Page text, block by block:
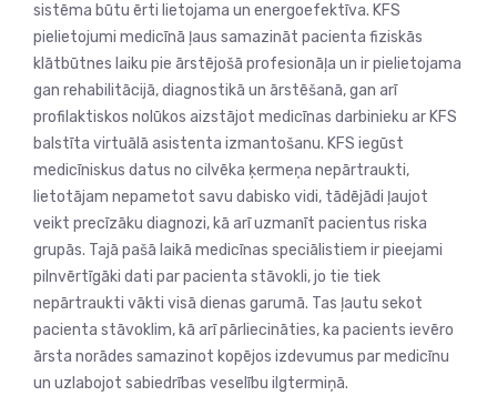
sistēma būtu ērti lietojama un energoefektīva. KFS
pielietojumi medicīnā ļaus samazināt pacienta fiziskās
klātbūtnes laiku pie ārstējošā profesionāļa un ir pielietojama
gan rehabilitācijā, diagnostikā un ārstēšanā, gan arī
profilaktiskos nolūkos aizstājot medicīnas darbinieku ar KFS
balstīta virtuālā asistenta izmantošanu. KFS iegūst
medicīniskus datus no cilvēka ķermeņa nepārtraukti,
lietotājam nepametot savu dabisko vidi, tādējādi ļaujot
veikt precīzāku diagnozi, kā arī uzmanīt pacientus riska
grupās. Tajā pašā laikā medicīnas speciālistiem ir pieejami
pilnvērtīgāki dati par pacienta stāvokli, jo tie tiek
nepārtraukti vākti visā dienas garumā. Tas ļautu sekot
pacienta stāvoklim, kā arī pārliecināties, ka pacients ievēro
ārsta norādes samazinot kopējos izdevumus par medicīnu
un uzlabojot sabiedrības veselību ilgtermiņā.